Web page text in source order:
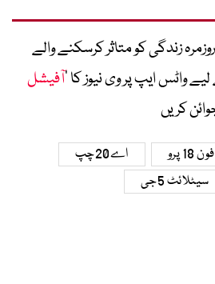
زندگی کو متاثر کرسکنے والے
واٹس ایپ پر وی نیوز کا ’آفیشل
کریں
پرو
اے20چپ
سیٹلائٹ 5جی